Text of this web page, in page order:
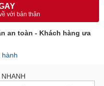
với bản thân
an toàn - Khách hàng ưa
hành